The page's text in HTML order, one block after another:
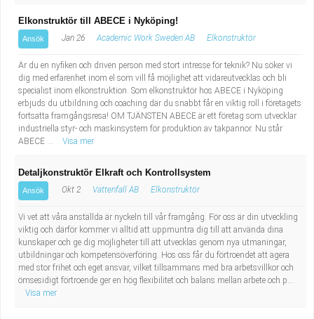
Elkonstruktör till ABECE i Nyköping!
Ansök Jan 26 Academic Work Sweden AB Elkonstruktör
Är du en nyfiken och driven person med stort intresse för teknik? Nu söker vi
dig med erfarenhet inom el som vill få möjlighet att vidareutvecklas och bli
specialist inom elkonstruktion. Som elkonstruktör hos ABECE i Nyköping
erbjuds du utbildning och coaching där du snabbt får en viktig roll i företagets
fortsatta framgångsresa! OM TJÄNSTEN ABECE är ett företag som utvecklar
industriella styr- och maskinsystem för produktion av takpannor. Nu står
ABECE ...
Visa mer
Detaljkonstruktör Elkraft och Kontrollsystem
Ansök Okt 2 Vattenfall AB Elkonstruktör
Vi vet att våra anställda är nyckeln till vår framgång. För oss är din utveckling
viktig och därför kommer vi alltid att uppmuntra dig till att använda dina
kunskaper och ge dig möjligheter till att utvecklas genom nya utmaningar,
utbildningar och kompetensöverföring. Hos oss får du förtroendet att agera
med stor frihet och eget ansvar, vilket tillsammans med bra arbetsvillkor och
ömsesidigt förtroende ger en hög flexibilitet och balans mellan arbete och p...
Visa mer